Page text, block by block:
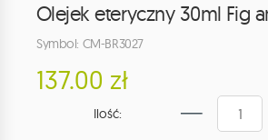
Olejek eteryczny 30ml Fig
Symbol: CM-BR3027
137.00 zł
Ilość: